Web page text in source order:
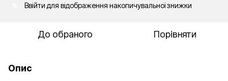
Ввійти для відображення накопичувальної знижки
До обраного Порівняти
Опис